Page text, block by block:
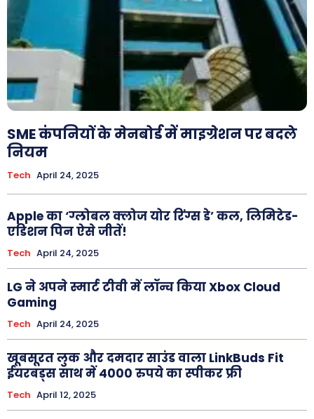
SME कंपनियों के मेनबोर्ड में माइग्रेशन पर बदले
नियम
Tech April 24, 2025
Apple का ‘ग्लोबल क्लोज योर रिंग्स डे’ कल, लिमिटेड-
एडिशन पिन ऐसे जीतें!
Tech April 24, 2025
LG ने अपने स्मार्ट टीवी में लॉन्च किया Xbox Cloud
Gaming
Tech April 24, 2025
खूबसूरत लुक और दमदार साउंड वाला LinkBuds Fit
ईयरबड्स साथ में 4000 रुपये का स्पीकर फ्री
Tech April 12, 2025